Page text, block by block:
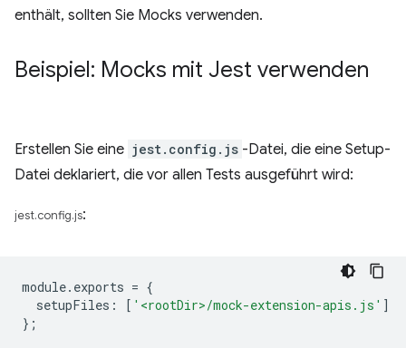
enthält, sollten Sie Mocks verwenden.
Beispiel: Mocks mit Jest verwenden
Erstellen Sie eine jest.config.js -Datei, die eine Setup-
Datei deklariert, die vor allen Tests ausgeführt wird:
jest.config.js:
module. exports = {
setupFiles : [ '<rootDir>/mock-extension-apis.js' ]
};